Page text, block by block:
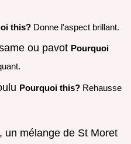
this? Donne l'aspect brillant.
ou pavot Pourquoi
Pourquoi this? Rehausse
un mélange de St Moret